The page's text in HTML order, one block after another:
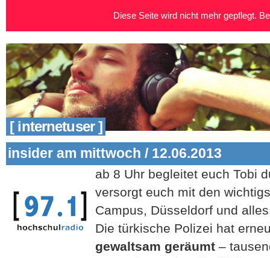
[ internetuser ]
insider am mittwoch / 12.06.2013
ab 8 Uhr begleitet euch Tobi
versorgt euch mit den
Campus, Düsseldorf und
Die türkische Polizei hat
gewaltsam geräumt –
Diese Seite wird nicht mehr gepflegt.